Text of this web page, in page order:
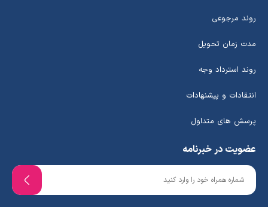
روند مرجوعی
مدت زمان تحویل
روند استرداد وجه
انتقادات و پیشنهادات
پرسش های متداول
عضویت در خبرنامه